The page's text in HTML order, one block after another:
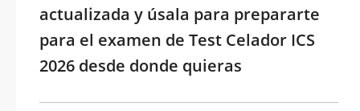
actualizada y úsala para prepararte
para el examen de Test Celador ICS
2026 desde donde quieras